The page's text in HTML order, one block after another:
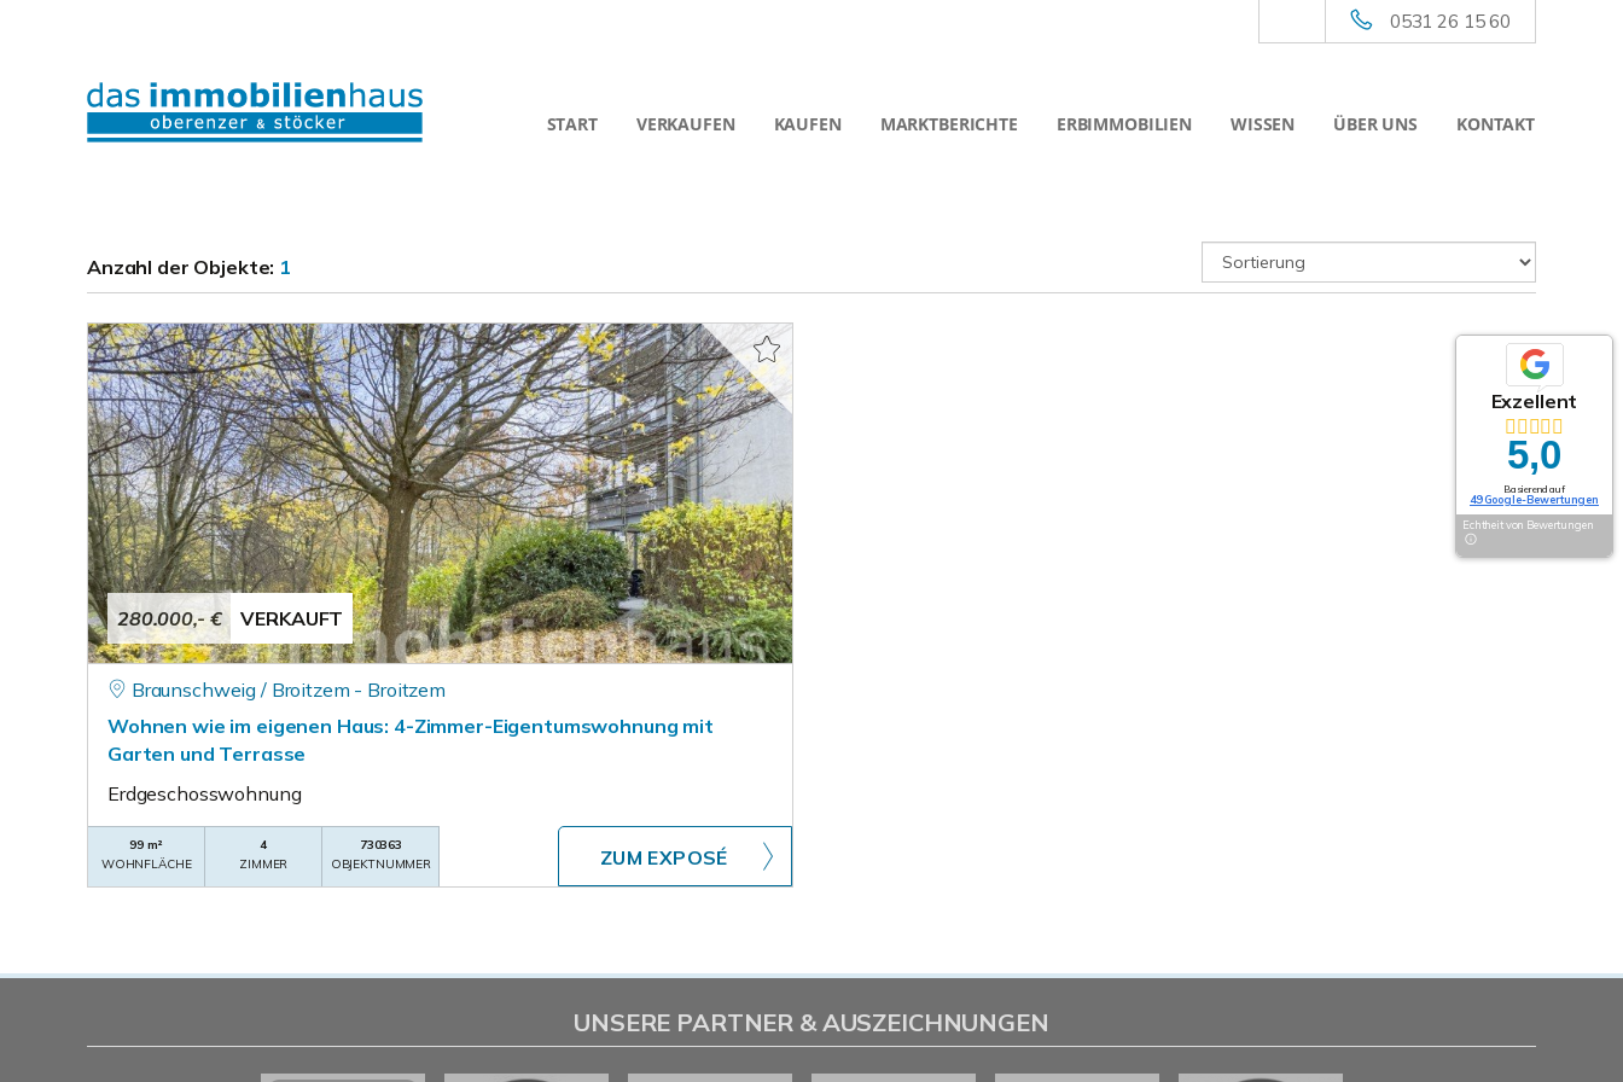
0531 26 15 60
START VERKAUFEN KAUFEN MARKTBERICHTE ERBIMMOBILIEN WISSEN ÜBER UNS KONTAKT
Anzahl der Objekte: 1
280.000,- € VERKAUFT
Braunschweig / Broitzem - Broitzem
Wohnen wie im eigenen Haus: 4-Zimmer-Eigentumswohnung mit
Garten und Terrasse
Erdgeschosswohnung
99 m²
WOHNFLÄCHE
4
ZIMMER
730363
OBJEKTNUMMER
ZUM EXPOSÉ
Exzellent
5,0
Basierend auf
49 Google-Bewertungen
Echtheit von Bewertungen
UNSERE PARTNER & AUSZEICHNUNGEN